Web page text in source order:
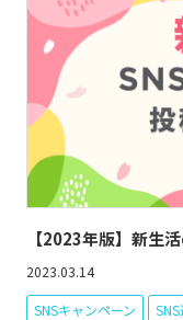
【2023年版】新生
2023.03.14
SNSキャンペーン